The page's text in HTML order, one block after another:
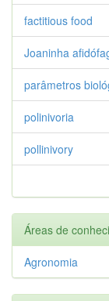
factitious food
Joaninha
parâmetros
polinivoria
pollinivory
Áreas de
Agronomia